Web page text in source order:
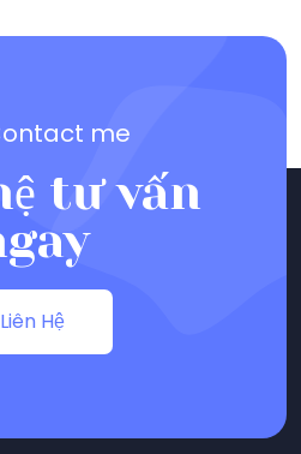
me
tư vấn
Liên Hệ